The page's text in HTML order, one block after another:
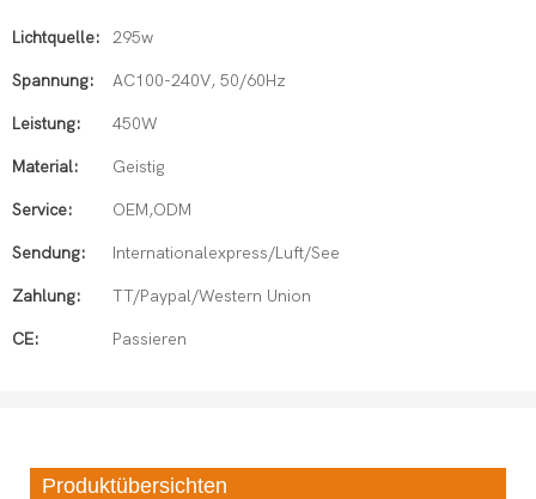
Lichtquelle: 295w
Spannung: AC100-240V, 50/60Hz
Leistung: 450W
Material: Geistig
Service: OEM,ODM
Sendung: Internationalexpress/Luft/See
Zahlung: TT/Paypal/Western Union
CE: Passieren
Produktübersichten